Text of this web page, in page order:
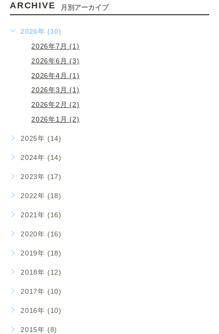
ARCHIVE 月別アーカイブ
2026年 (10)
2026年7月 (1)
2026年6月 (3)
2026年4月 (1)
2026年3月 (1)
2026年2月 (2)
2026年1月 (2)
2025年 (14)
2024年 (14)
2023年 (17)
2022年 (18)
2021年 (16)
2020年 (16)
2019年 (18)
2018年 (12)
2017年 (10)
2016年 (10)
2015年 (8)